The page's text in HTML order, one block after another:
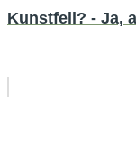
Kunstfell? - Ja,